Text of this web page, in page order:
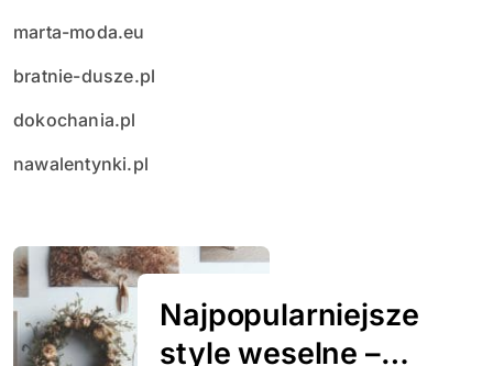
marta-moda.eu
bratnie-dusze.pl
dokochania.pl
nawalentynki.pl
Najpopularniejsze
style weselne –